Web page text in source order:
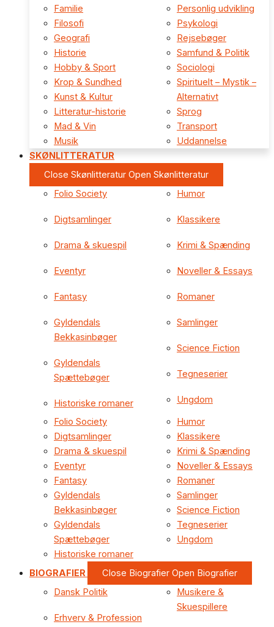
Familie
Filosofi
Geografi
Historie
Hobby & Sport
Krop & Sundhed
Kunst & Kultur
Litteratur-historie
Mad & Vin
Musik
Personlig udvikling
Psykologi
Rejsebøger
Samfund & Politik
Sociologi
Spirituelt – Mystik –
Alternativt
Sprog
Transport
Uddannelse
SKØNLITTERATUR
Close Skønlitteratur Open Skønlitteratur
Folio Society
Digtsamlinger
Drama & skuespil
Eventyr
Fantasy
Gyldendals
Bekkasinbøger
Gyldendals
Spættebøger
Historiske romaner
Humor
Klassikere
Krimi & Spænding
Noveller & Essays
Romaner
Samlinger
Science Fiction
Tegneserier
Ungdom
Folio Society
Digtsamlinger
Drama & skuespil
Eventyr
Fantasy
Gyldendals
Bekkasinbøger
Gyldendals
Spættebøger
Historiske romaner
Humor
Klassikere
Krimi & Spænding
Noveller & Essays
Romaner
Samlinger
Science Fiction
Tegneserier
Ungdom
BIOGRAFIER Close Biografier Open Biografier
Dansk Politik
Erhverv & Profession
Musikere &
Skuespillere